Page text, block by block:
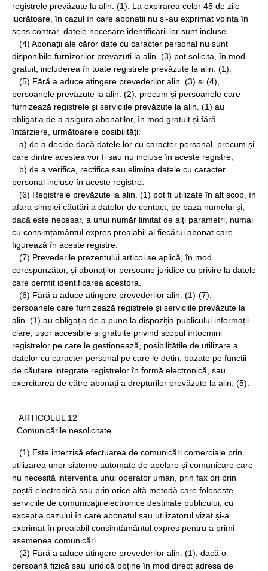
registrele prevăzute la alin. (1). La expirarea celor 45 de zile
lucrătoare, în cazul în care abonații nu și-au exprimat voința în
sens contrar, datele necesare identificării lor sunt incluse.
(4) Abonații ale căror date cu caracter personal nu sunt
disponibile furnizorilor prevăzuți la alin. (3) pot solicita, în mod
gratuit, includerea în toate registrele prevăzute la alin. (1).
(5) Fără a aduce atingere prevederilor alin. (3) și (4),
persoanele prevăzute la alin. (2), precum și persoanele care
furnizează registrele și serviciile prevăzute la alin. (1) au
obligația de a asigura abonaților, în mod gratuit și fără
întârziere, următoarele posibilități:
a) de a decide dacă datele lor cu caracter personal, precum și
care dintre acestea vor fi sau nu incluse în aceste registre;
b) de a verifica, rectifica sau elimina datele cu caracter
personal incluse în aceste registre.
(6) Registrele prevăzute la alin. (1) pot fi utilizate în alt scop, în
afara simplei căutări a datelor de contact, pe baza numelui și,
dacă este necesar, a unui număr limitat de alți parametri, numai
cu consimțământul expres prealabil al fiecărui abonat care
figurează în aceste registre.
(7) Prevederile prezentului articol se aplică, în mod
corespunzător, și abonaților persoane juridice cu privire la datele
care permit identificarea acestora.
(8) Fără a aduce atingere prevederilor alin. (1)-(7),
persoanele care furnizează registrele și serviciile prevăzute la
alin. (1) au obligația de a pune la dispoziția publicului informații
clare, ușor accesibile și gratuite privind scopul întocmirii
registrelor pe care le gestionează, posibilitățile de utilizare a
datelor cu caracter personal pe care le dețin, bazate pe funcții
de căutare integrate registrelor în formă electronică, sau
exercitarea de către abonați a drepturilor prevăzute la alin. (5).
ARTICOLUL 12
Comunicările nesolicitate
(1) Este interzisă efectuarea de comunicări comerciale prin
utilizarea unor sisteme automate de apelare și comunicare care
nu necesită intervenția unui operator uman, prin fax ori prin
poștă electronică sau prin orice altă metodă care folosește
serviciile de comunicații electronice destinate publicului, cu
excepția cazului în care abonatul sau utilizatorul vizat și-a
exprimat în prealabil consimțământul expres pentru a primi
asemenea comunicări.
(2) Fără a aduce atingere prevederilor alin. (1), dacă o
persoană fizică sau juridică obține în mod direct adresa de